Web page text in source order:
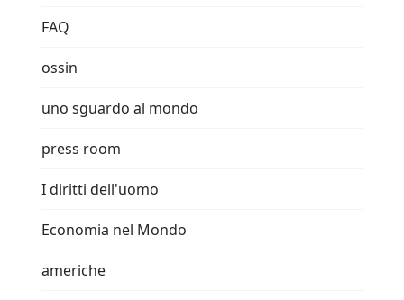
FAQ
ossin
uno sguardo al mondo
press room
I diritti dell'uomo
Economia nel Mondo
americhe